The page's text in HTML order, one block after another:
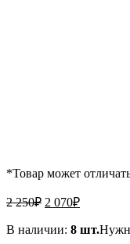
*Товар может
2 250₽ Первоначальная
составляла
2 070₽Текущая
2
В наличии: 8 шт.